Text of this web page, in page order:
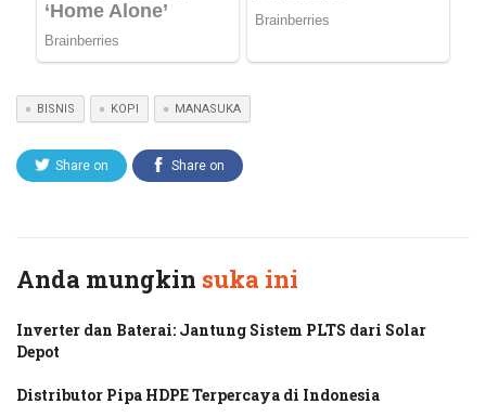
BISNIS KOPI MANASUKA
Share on Share on
Anda mungkin suka ini
Inverter dan Baterai: Jantung Sistem PLTS dari Solar
Depot
Distributor Pipa HDPE Terpercaya di Indonesia